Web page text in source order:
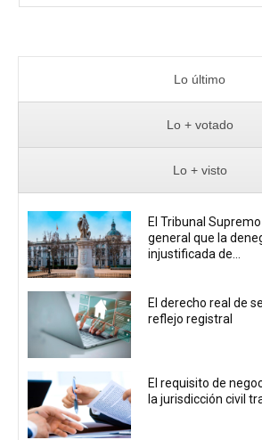
Lo último
Lo + votado
Lo + visto
El Tribunal
general que la
injustificada de...
El derecho real de
reflejo registral
El requisito de
la jurisdicción civil